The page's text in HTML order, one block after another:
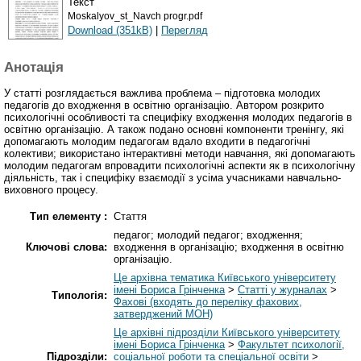
Moskalyov_st_Navch progr.pdf
Download (351kB) | Перегляд
Анотація
У статті розглядається важлива проблема – підготовка молодих
педагогів до входження в освітню організацію. Автором розкрито
психологічні особливості та специфіку входження молодих педагогів в
освітню організацію. А також подано основні компоненти тренінгу, які
допомагають молодим педагогам вдало входити в педагогічні
колективи; використано інтерактивні методи навчання, які допомагають
молодим педагогам впровадити психологічні аспекти як в психологічну
діяльність, так і специфіку взаємодії з усіма учасниками навчально-
виховного процесу.
Тип елементу : Стаття
Ключові слова:
педагог; молодий педагог; входження;
входження в організацію; входження в освітню
організацію.
Типологія:
Це архівна тематика Київського університету
імені Бориса Грінченка> Статті у журналах >
Фахові (входять до переліку фахових,
затверджений МОН)
Підрозділи:
Це архівні підрозділи Київського університету
імені Бориса Грінченка> Факультет психології,
соціальної роботи та спеціальної освіти >